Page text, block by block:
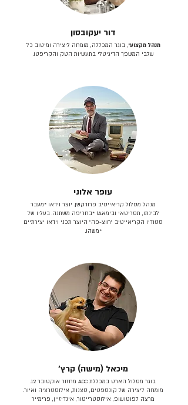
דור יעקובסון
מנהל מקצועי, בוגר המכללה, מומחה ליצירה ומיטוב כל
שלבי המשפך הדיגיטלי בתעשיות הטק והקריפטו.
עופר אלוני
מנהל מסלול קריאייטיב פרודקשן. יוצר וידאו *מעבר
לבינתו, תסריטאי וב​ימאiA‎ *בחריפה משתנה. בעליו של
סטודיו הקריאייטיב ״חוצ-פה״ היוצר תכני וידאו יצירתיים
*משהו.
מיכאל (מישה) קרץ׳
בוגר מסלול הארט במכללת ACC מחזור אוקטובר 12.
מומחה ליצירה של קונספטים, סצנות, אילוסטרציה ואיור.
מרצה לפוטושופ, אילוסטרייטור, אינדיזיין, פרימייר